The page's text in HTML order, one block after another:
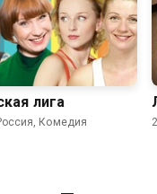
3.7
лига
Комедия